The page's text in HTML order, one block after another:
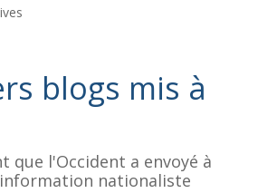
blogs mis à
que l'Occident a envoyé à
nationaliste